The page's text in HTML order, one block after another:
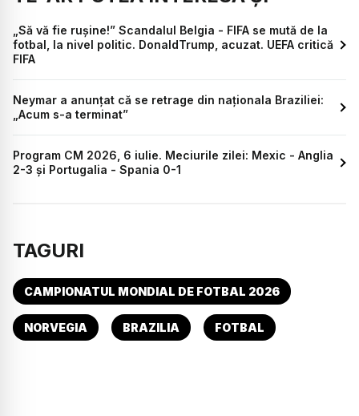
„Să vă fie rușine!” Scandalul Belgia - FIFA se mută de la
fotbal, la nivel politic. DonaldTrump, acuzat. UEFA critică
FIFA
Neymar a anunțat că se retrage din naționala Braziliei:
„Acum s-a terminat”
Program CM 2026, 6 iulie. Meciurile zilei: Mexic - Anglia
2-3 și Portugalia - Spania 0-1
TAGURI
CAMPIONATUL MONDIAL DE FOTBAL 2026
NORVEGIA BRAZILIA FOTBAL